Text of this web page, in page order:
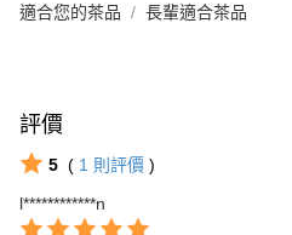
適合您的茶品 長輩適合茶品
評價
5 ( 1 則評價 )
l************n